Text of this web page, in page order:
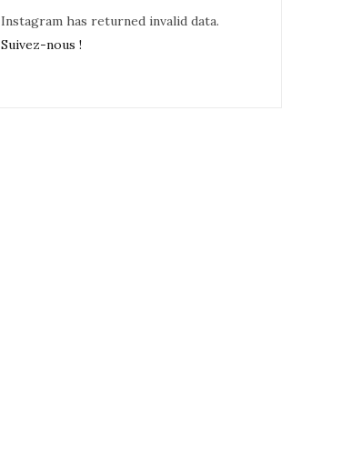
Instagram has returned invalid data.
Suivez-nous !